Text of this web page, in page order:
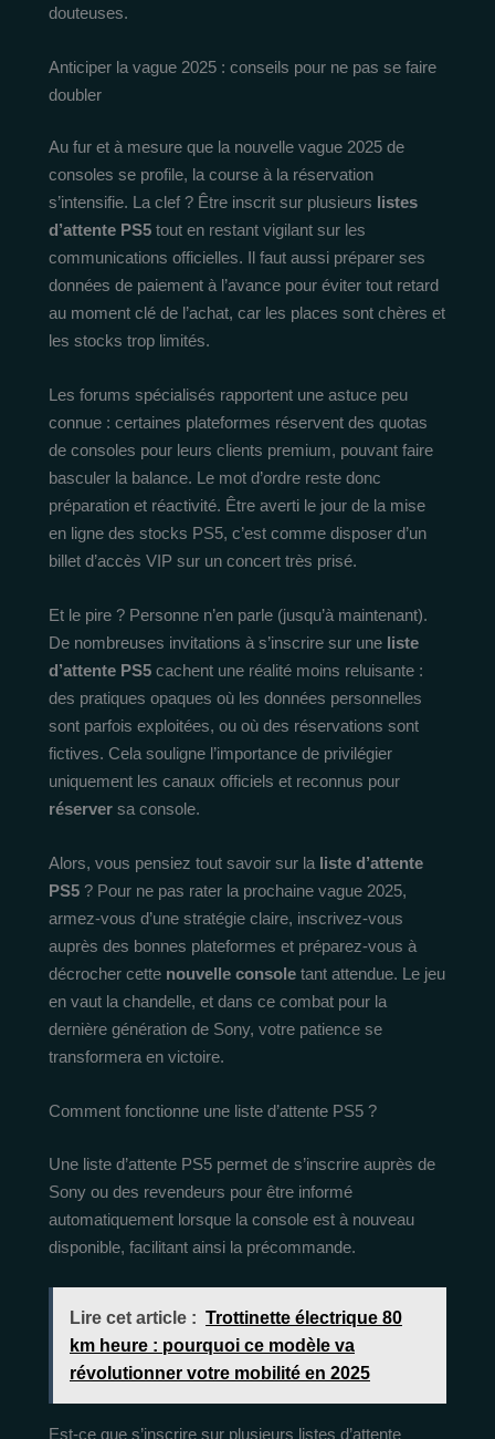
douteuses.
Anticiper la vague 2025 : conseils pour ne pas se faire
doubler
Au fur et à mesure que la nouvelle vague 2025 de
consoles se profile, la course à la réservation
s’intensifie. La clef ? Être inscrit sur plusieurs listes
d’attente PS5 tout en restant vigilant sur les
communications officielles. Il faut aussi préparer ses
données de paiement à l’avance pour éviter tout retard
au moment clé de l’achat, car les places sont chères et
les stocks trop limités.
Les forums spécialisés rapportent une astuce peu
connue : certaines plateformes réservent des quotas
de consoles pour leurs clients premium, pouvant faire
basculer la balance. Le mot d’ordre reste donc
préparation et réactivité. Être averti le jour de la mise
en ligne des stocks PS5, c’est comme disposer d’un
billet d’accès VIP sur un concert très prisé.
Et le pire ? Personne n’en parle (jusqu’à maintenant).
De nombreuses invitations à s’inscrire sur une liste
d’attente PS5 cachent une réalité moins reluisante :
des pratiques opaques où les données personnelles
sont parfois exploitées, ou où des réservations sont
fictives. Cela souligne l’importance de privilégier
uniquement les canaux officiels et reconnus pour
réserver sa console.
Alors, vous pensiez tout savoir sur la liste d’attente
PS5 ? Pour ne pas rater la prochaine vague 2025,
armez-vous d’une stratégie claire, inscrivez-vous
auprès des bonnes plateformes et préparez-vous à
décrocher cette nouvelle console tant attendue. Le jeu
en vaut la chandelle, et dans ce combat pour la
dernière génération de Sony, votre patience se
transformera en victoire.
Comment fonctionne une liste d’attente PS5 ?
Une liste d’attente PS5 permet de s’inscrire auprès de
Sony ou des revendeurs pour être informé
automatiquement lorsque la console est à nouveau
disponible, facilitant ainsi la précommande.
Lire cet article : Trottinette électrique 80
km heure : pourquoi ce modèle va
révolutionner votre mobilité en 2025
Est-ce que s’inscrire sur plusieurs listes d’attente